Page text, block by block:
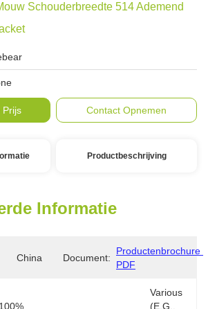
Schouderbreedte 514 Ademend
Prijs Contact Opnemen
Productbeschrijving
Informatie
China Document:
Productenbrochure
PDF
100%
Various
(e.g.,